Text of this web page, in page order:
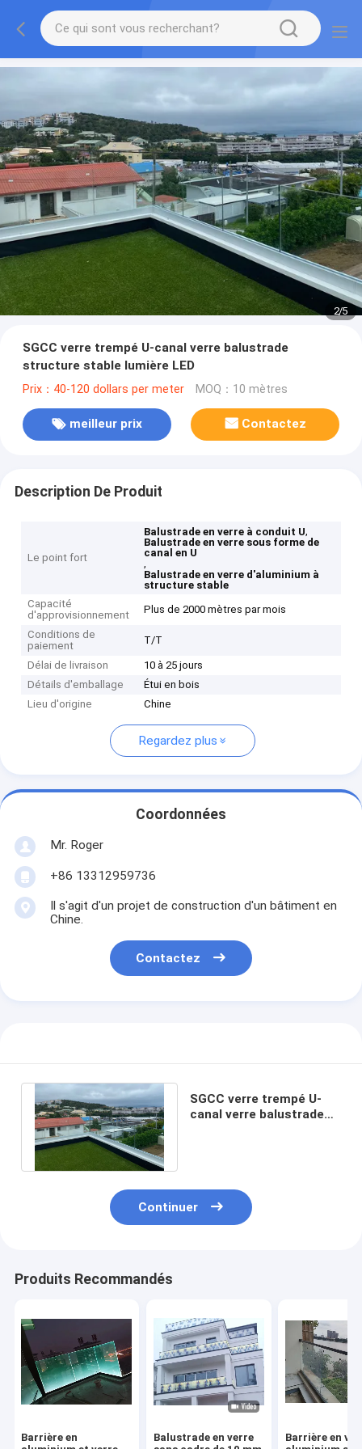
2/5
SGCC verre trempé U-canal verre balustrade
structure stable lumière LED
Prix：40-120 dollars per meter MOQ：10 mètres
meilleur prix Contactez
Description De Produit
Le point fort
Balustrade en verre à conduit U,
Balustrade en verre sous forme de
canal en U
,
Balustrade en verre d'aluminium à
structure stable
Capacité
d'approvisionnement
Plus de 2000 mètres par mois
Conditions de
paiement
T/T
Délai de livraison
10 à 25 jours
Détails d'emballage
Étui en bois
Lieu d'origine
Chine
Regardez plus
Coordonnées
Mr. Roger
+86 13312959736
Il s'agit d'un projet de construction d'un bâtiment en
Chine.
Contactez
SGCC verre trempé U-
canal verre balustrade
Continuer
Produits Recommandés
Barrière en
Balustrade en verre
Barrière en